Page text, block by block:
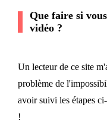
Que faire si
vidéo ?
Un lecteur de ce site
problème de
avoir suivi les étapes
!